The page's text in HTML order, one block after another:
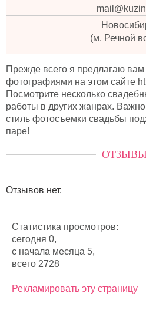
(м. Речной
Прежде всего я предлагаю
фотографиями на этом сайте
Посмотрите несколько
работы в других жанрах.
стиль фотосъемки свадьбы
паре!
ОТЗЫВЫ
Отзывов нет.
Статистика просмотров:
сегодня 0,
с начала месяца 5,
всего 2728
Рекламировать эту страницу